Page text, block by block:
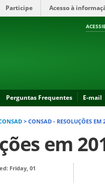
Participe Acesso à
Perguntas Frequentes E-mail
> CONSAD - RESOLUÇÕES EM
em
Friday, 01